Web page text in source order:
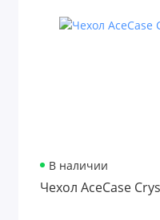
В наличии
Чехол AceCase